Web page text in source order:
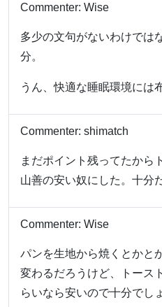
Commenter: Wise
多少の文句がないわけでは
分。
うん、快適な睡眠環境には
Commenter: shimatch
まだポイント残ってたから
山善の安い奴にした。十分
Commenter: Wise
パンを生地から焼くとかと
変わるだろうけど、トース
らいなら安いので十分でし